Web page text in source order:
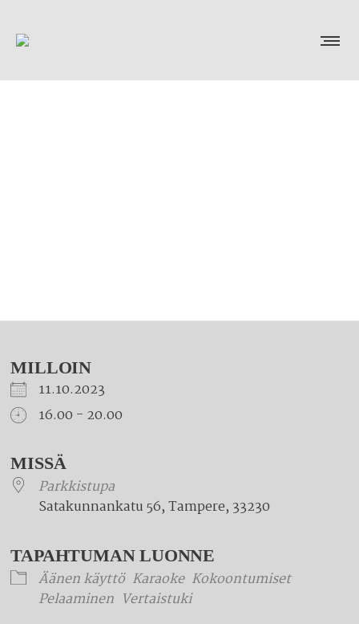
MILLOIN
11.10.2023
16.00 - 20.00
Download ICS
MISSÄ
Parkkistupa
Satakunnankatu 56, Tampere, 33230
TAPAHTUMAN LUONNE
Äänen käyttö Karaoke Kokoontumiset
Pelaaminen Vertaistuki